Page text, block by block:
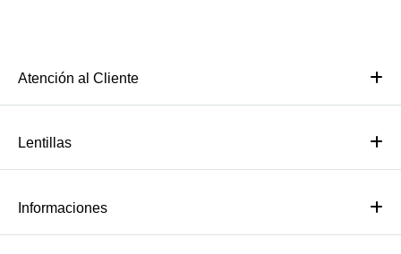
Atención al Cliente
Lentillas
Informaciones